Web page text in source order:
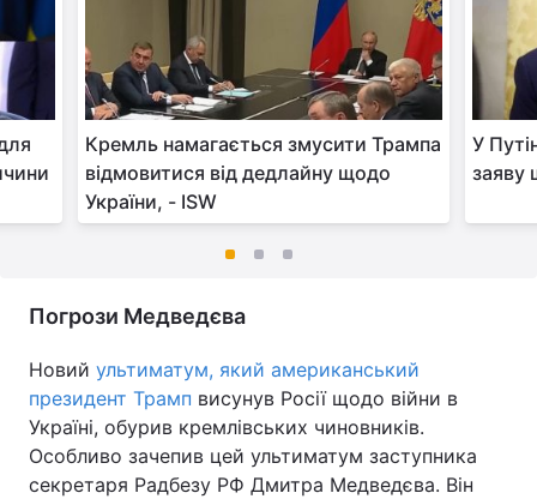
Кремль намагається змусити Трампа
відмовитися від дедлайну щодо
України, - ISW
У
заяву
Погрози Медведєва
Новий ультиматум, який американський
президент Трамп висунув Росії щодо війни в
Україні, обурив кремлівських чиновників.
Особливо зачепив цей ультиматум заступника
секретаря Радбезу РФ Дмитра Медведєва. Він